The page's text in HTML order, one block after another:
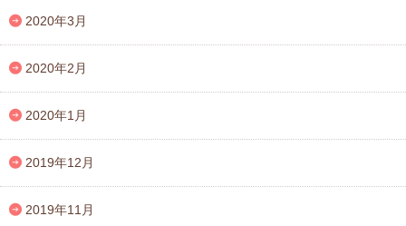
2020年3月
2020年2月
2020年1月
2019年12月
2019年11月